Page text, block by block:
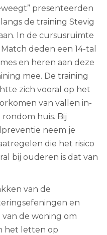
presenteerden
de training Stevig
In de cursusruimte
deden een 14-tal
en heren aan deze
mee. De training
zich vooral op het
van vallen in-
rondom huis. Bij
neem je
die het risico
bij ouderen is dat van
van de
en
de woning om
het letten op